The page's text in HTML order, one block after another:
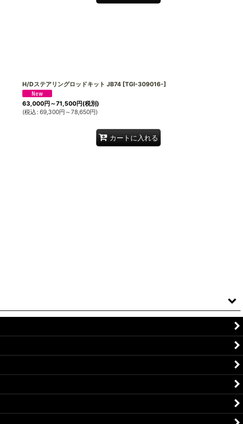
H/Dステアリングロッドキット JB74 [TGI-309016-]
63,000円 ～71,500円(税別)
(税込 : 69,300円 ～78,650円)
カートに入れる